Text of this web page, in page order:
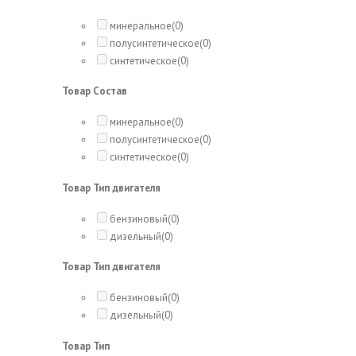
минеральное(0)
полусинтетическое(0)
синтетическое(0)
Товар Состав
минеральное(0)
полусинтетическое(0)
синтетическое(0)
Товар Тип двигателя
бензиновый(0)
дизельный(0)
Товар Тип двигателя
бензиновый(0)
дизельный(0)
Товар Тип